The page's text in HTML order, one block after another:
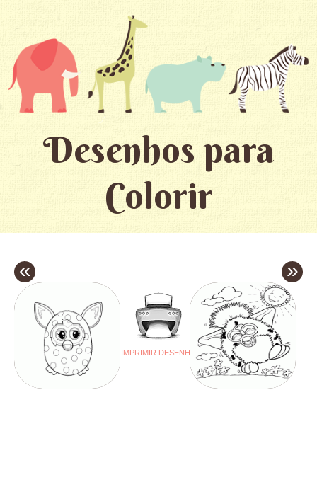
Desenhos para
Colorir
«
IMPRIMIR DESENHO
»